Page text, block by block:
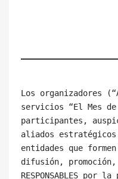
Los organizadores
servicios “El Mes
participantes,
aliados
entidades que
difusión, promoción,
RESPONSABLES